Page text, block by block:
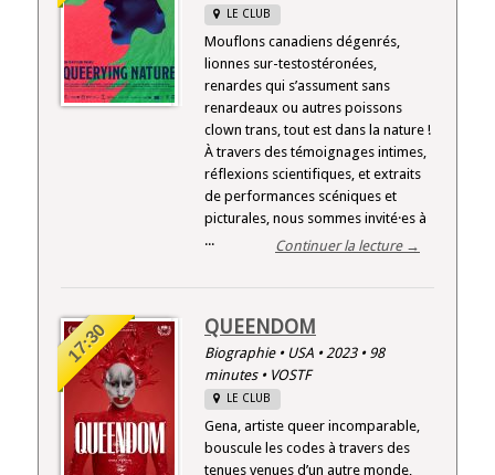
LE CLUB
Mouflons canadiens dégenrés,
lionnes sur-testostéronées,
renardes qui s’assument sans
renardeaux ou autres poissons
clown trans, tout est dans la nature !
À travers des témoignages intimes,
réflexions scientifiques, et extraits
de performances scéniques et
picturales, nous sommes invité·es à
...
Continuer la lecture →
17:30 QUEENDOM
Biographie • USA • 2023 • 98
minutes • VOSTF
LE CLUB
Gena, artiste queer incomparable,
bouscule les codes à travers des
tenues venues d’un autre monde,